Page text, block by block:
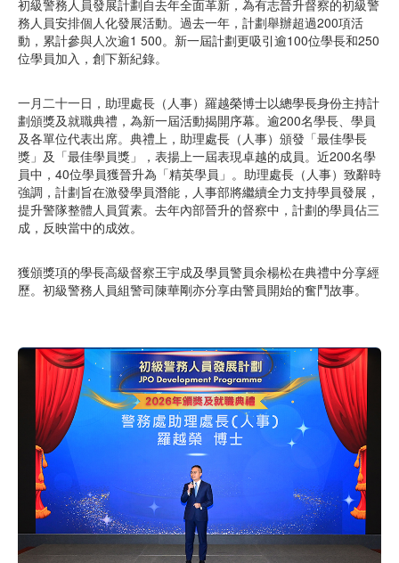
初級警務人員發展計劃自去年全面革新，為有志晉升督察的初級警
務人員安排個人化發展活動。過去一年，計劃舉辦超過200項活
動，累計參與人次逾1 500。新一屆計劃更吸引逾100位學長和250
位學員加入，創下新紀錄。
一月二十一日，助理處長（人事）羅越榮博士以總學長身份主持計
劃頒獎及就職典禮，為新一屆活動揭開序幕。逾200名學長、學員
及各單位代表出席。典禮上，助理處長（人事）頒發「最佳學長
獎」及「最佳學員獎」，表揚上一屆表現卓越的成員。近200名學
員中，40位學員獲晉升為「精英學員」。助理處長（人事）致辭時
強調，計劃旨在激發學員潛能，人事部將繼續全力支持學員發展，
提升警隊整體人員質素。去年內部晉升的督察中，計劃的學員佔三
成，反映當中的成效。
獲頒獎項的學長高級督察王宇成及學員警員余楊松在典禮中分享經
歷。初級警務人員組警司陳華剛亦分享由警員開始的奮鬥故事。